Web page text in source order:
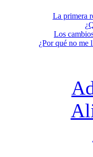
La primera
Los
¿Por qué no me